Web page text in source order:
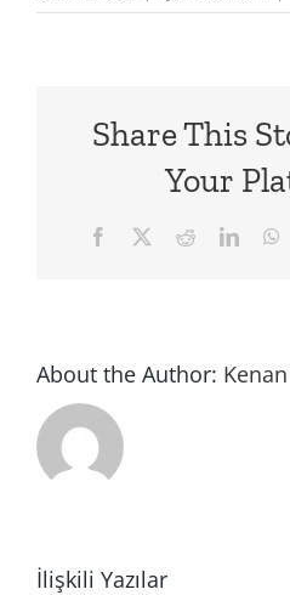
Share This
Your
Facebook Reddit
About the Author:
İlişkili Yazılar